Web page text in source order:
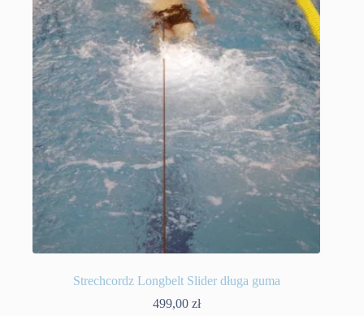
Strechcordz Longbelt Slider długa guma
499,00 zł